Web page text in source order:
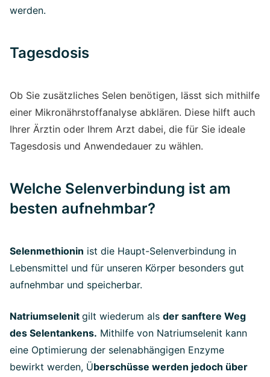
werden.
Tagesdosis
Ob Sie zusätzliches Selen benötigen, lässt sich mithilfe
einer Mikronährstoffanalyse abklären. Diese hilft auch
Ihrer Ärztin oder Ihrem Arzt dabei, die für Sie ideale
Tagesdosis und Anwendedauer zu wählen.
Welche Selenverbindung ist am
besten aufnehmbar?
Selenmethionin ist die Haupt-Selenverbindung in
Lebensmittel und für unseren Körper besonders gut
aufnehmbar und speicherbar.
Natriumselenit gilt wiederum als der sanftere Weg
des Selentankens. Mithilfe von Natriumselenit kann
eine Optimierung der selenabhängigen Enzyme
bewirkt werden, Überschüsse werden jedoch über